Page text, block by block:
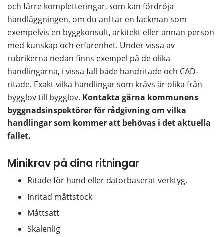
och färre kompletteringar, som kan fördröja
handläggningen, om du anlitar en fackman som
exempelvis en byggkonsult, arkitekt eller annan person
med kunskap och erfarenhet. Under vissa av
rubrikerna nedan finns exempel på de olika
handlingarna, i vissa fall både handritade och CAD-
ritade. Exakt vilka handlingar som krävs är olika från
bygglov till bygglov. Kontakta gärna kommunens
byggnadsinspektörer för rådgivning om vilka
handlingar som kommer att behövas i det aktuella
fallet.
Minikrav på dina ritningar
Ritade för hand eller datorbaserat verktyg,
Inritad måttstock
Måttsatt
Skalenlig